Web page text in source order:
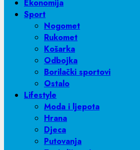
Ekonomija
Sport
Nogomet
Rukomet
Košarka
Odbojka
Borilački sportovi
Ostalo
Lifestyle
Moda i ljepota
Hrana
Djeca
Putovanja